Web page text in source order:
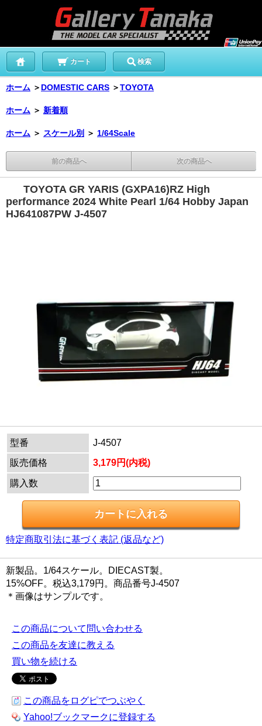
カート 検索
ホーム ＞ DOMESTIC CARS ＞TOYOTA
ホーム ＞ 新着順
ホーム ＞ スケール別 ＞ 1/64Scale
前の商品へ 次の商品へ
TOYOTA GR YARIS (GXPA16)RZ High
performance 2024 White Pearl 1/64 Hobby Japan
HJ641087PW J-4507
型番
J-4507
販売価格
3,179円(内税)
購入数
特定商取引法に基づく表記 (返品など)
新製品。1/64スケール。DIECAST製。
15%OFF。税込3,179円。商品番号J-4507
＊画像はサンプルです。
この商品について問い合わせる
この商品を友達に教える
買い物を続ける
この商品をログピでつぶやく
Yahoo!ブックマークに登録する